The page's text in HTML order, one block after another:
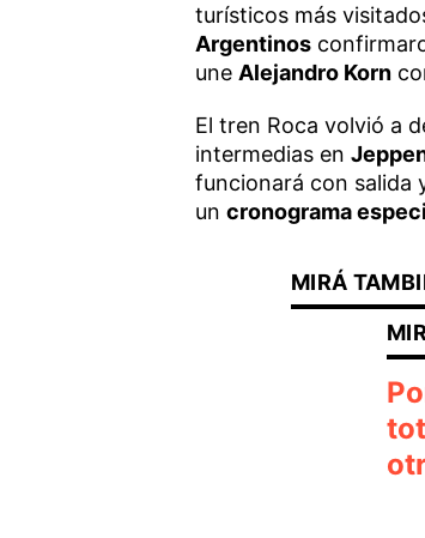
turísticos más
Argentinos
une Alejandro Korn
El tren Roca volvió a
intermedias en
funcionará con salida
un cronograma